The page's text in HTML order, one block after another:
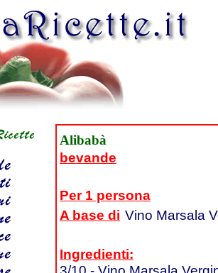
Alibabà
bevande
Per 1 persona
A base di Vino Marsala
Ingredienti: